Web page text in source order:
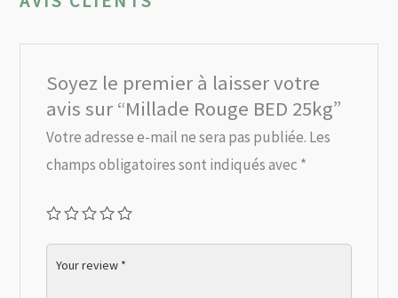
Soyez le premier à laisser votre
avis sur “Millade Rouge BED 25kg”
Votre adresse e-mail ne sera pas publiée. Les
champs obligatoires sont indiqués avec *